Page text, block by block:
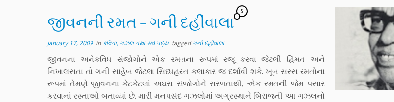
જીવનની રમત – ગની દહીંવાલા
5
January 17, 2009inકવિતા, ગઝલ તથા સર્વ પદ્ય taggedગની દહીંવાલા
જીવનના અનેકવિધ સંજોગોને એક રમત્તના રૂપમાં રજૂ કરવા જેટલી હિંમત અને
નિખાલસતા તો ગની સાહેબ જેટલા સિધ્ધહસ્ત કલાકાર જ દર્શાવી શકે. ખૂબ સરસ રમતોના
રૂપમાં તેમણે જીવનના કેટકેટલાં અઘરા સંજોગોને સરળતાથી, એક રમતની જેમ પસાર
કરવાનાં રસ્તાઓ બતાવ્યાં છે. મારી મનપસંદ ગઝલોમાં અગ્રસ્થાને બિરાજતી આ ગઝલનો